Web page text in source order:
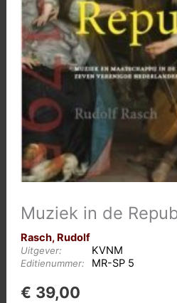
Muziek in de
Rasch, Rudolf
Uitgever: KVNM
Editienummer: MR-SP 5
€ 39,00